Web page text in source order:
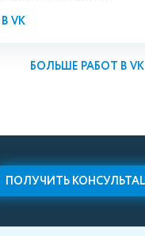
VK
БОЛЬШЕ РАБОТ В VK
ПОЛУЧИТЬ